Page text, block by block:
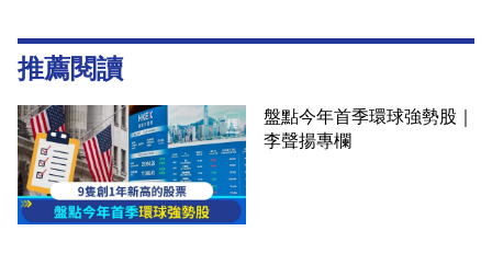
推薦閱讀
盤點今年首季環球強勢股｜
李聲揚專欄